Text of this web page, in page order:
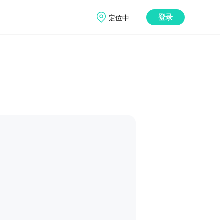
定位中 登录